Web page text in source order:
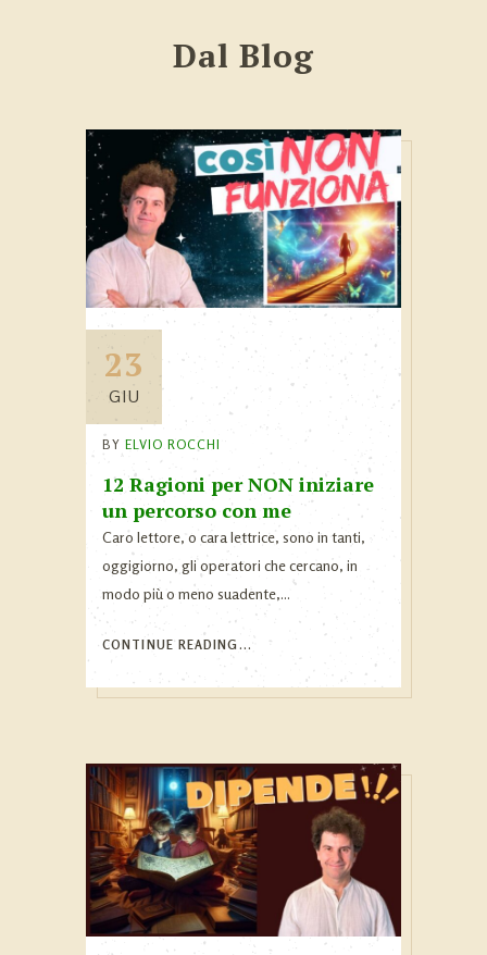
Dal Blog
23
GIU
BY ELVIO ROCCHI
12 Ragioni per NON iniziare
un percorso con me
Caro lettore, o cara lettrice, sono in tanti,
oggigiorno, gli operatori che cercano, in
modo più o meno suadente,...
CONTINUE READING...